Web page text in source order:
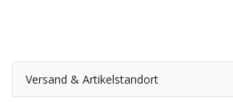
Versand & Artikelstandort